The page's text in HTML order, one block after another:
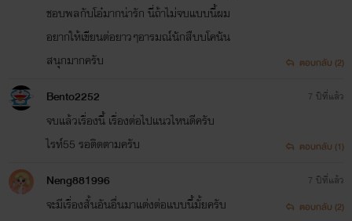
ชอบพลกับโอ๋มากน่ารัก นี่ถ้าไม่จบแบบนี้ผม
อยากให้เขียนต่อยาวๆอารมณ์นักสืบบโคนัน
สนุกมากครับ
ตอบกลับ (2)
Bento2252
จบแล้วเรื่องนี้ เรื่องต่อไปแนวไหนดีครับ
ไรท์55 รอติดตามครับ
7 ปีที่แล้ว
ตอบกลับ (1)
Neng881996
จะมีเรื่องสั้นอันอื่นมาแต่งต่อแบบนี้มั้ยครับ
7 ปีที่แล้ว
ตอบกลับ (2)